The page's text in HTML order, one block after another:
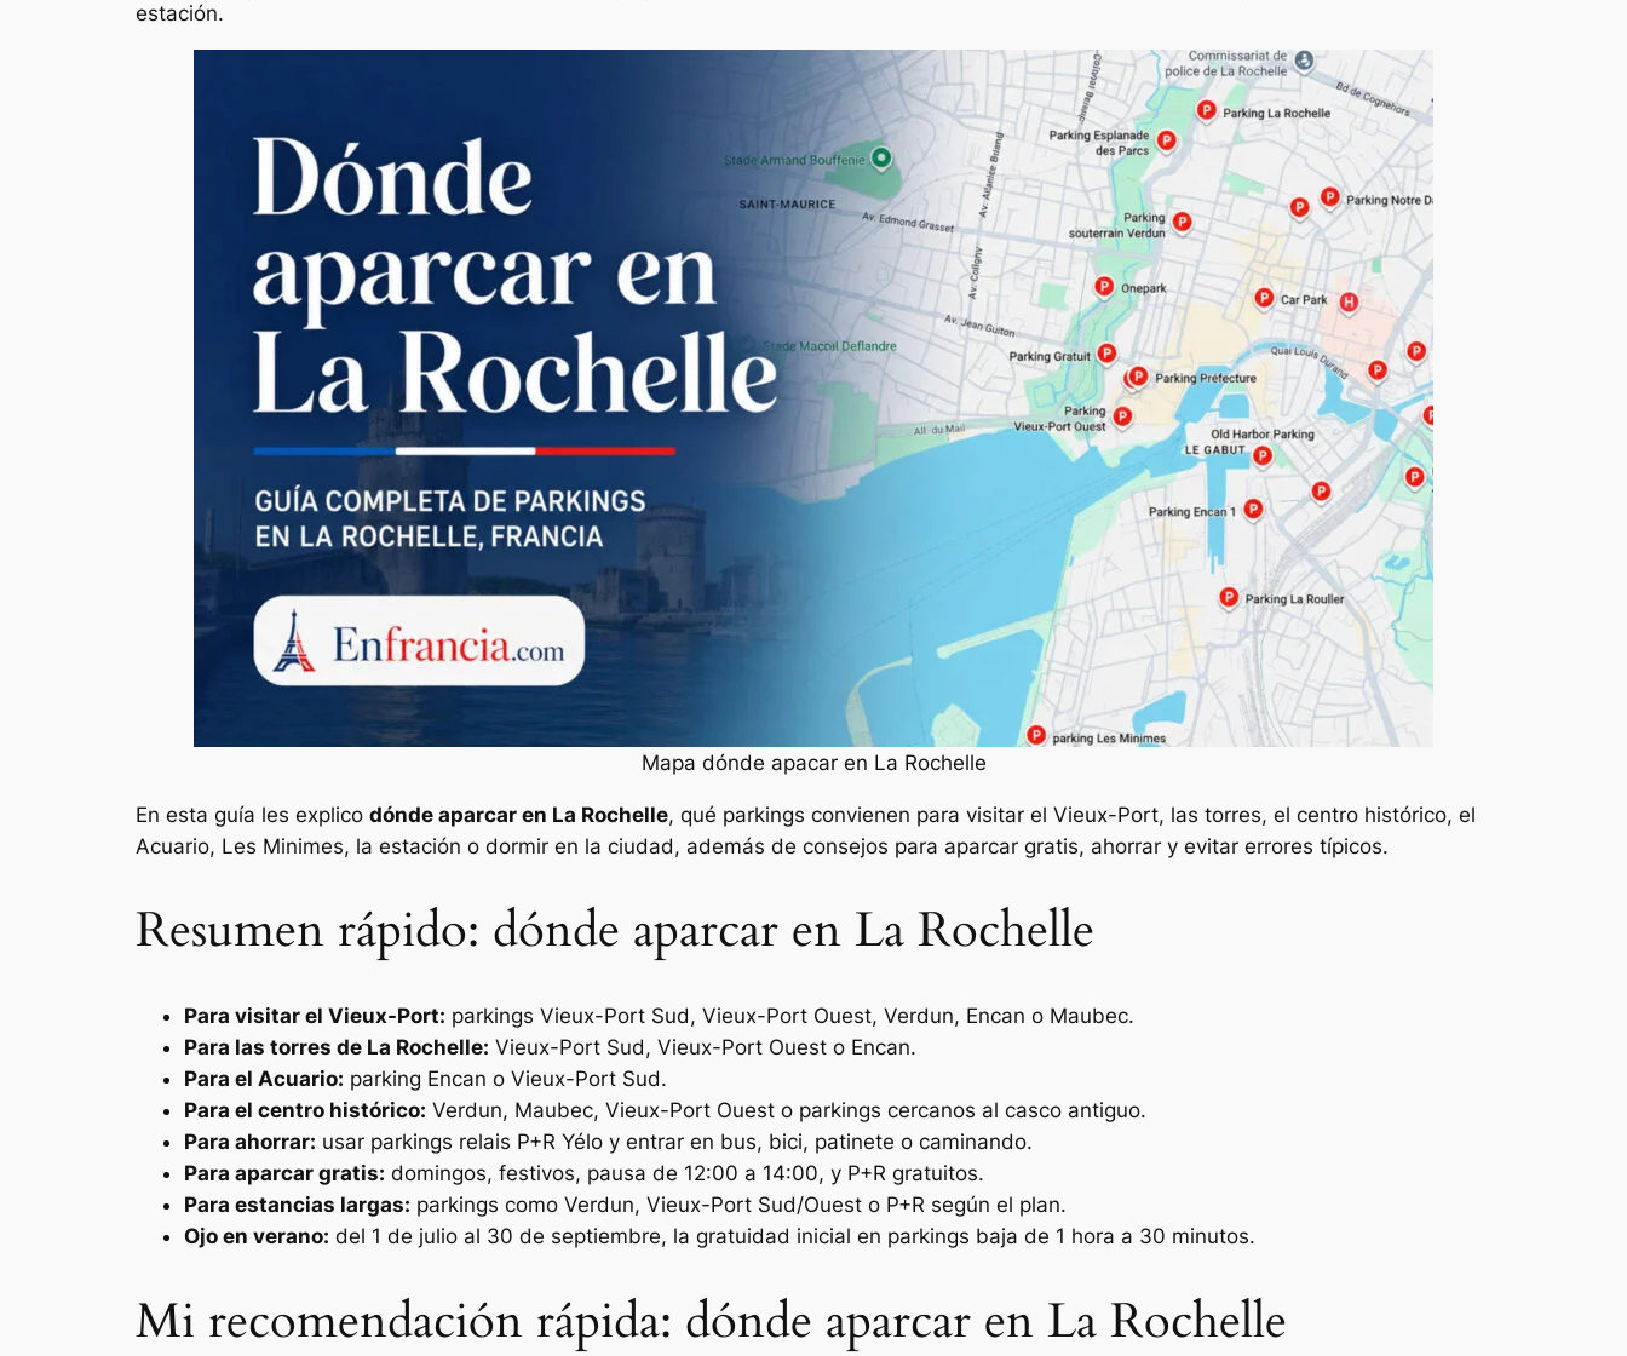
estación.
Mapa dónde apacar en La Rochelle
En esta guía les explico dónde aparcar en La Rochelle, qué parkings convienen para visitar el Vieux-Port, las torres, el centro histórico, el
Acuario, Les Minimes, la estación o dormir en la ciudad, además de consejos para aparcar gratis, ahorrar y evitar errores típicos.
Resumen rápido: dónde aparcar en La Rochelle
Para visitar el Vieux-Port: parkings Vieux-Port Sud, Vieux-Port Ouest, Verdun, Encan o Maubec.
Para las torres de La Rochelle: Vieux-Port Sud, Vieux-Port Ouest o Encan.
Para el Acuario: parking Encan o Vieux-Port Sud.
Para el centro histórico: Verdun, Maubec, Vieux-Port Ouest o parkings cercanos al casco antiguo.
Para ahorrar: usar parkings relais P+R Yélo y entrar en bus, bici, patinete o caminando.
Para aparcar gratis: domingos, festivos, pausa de 12:00 a 14:00, y P+R gratuitos.
Para estancias largas: parkings como Verdun, Vieux-Port Sud/Ouest o P+R según el plan.
Ojo en verano: del 1 de julio al 30 de septiembre, la gratuidad inicial en parkings baja de 1 hora a 30 minutos.
Mi recomendación rápida: dónde aparcar en La Rochelle